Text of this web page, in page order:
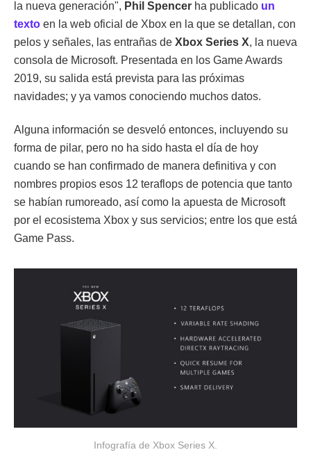
la nueva generación", Phil Spencer ha publicado un
texto en la web oficial de Xbox en la que se detallan, con
pelos y señales, las entrañas de Xbox Series X, la nueva
consola de Microsoft. Presentada en los Game Awards
2019, su salida está prevista para las próximas
navidades; y ya vamos conociendo muchos datos.
Alguna información se desveló entonces, incluyendo su
forma de pilar, pero no ha sido hasta el día de hoy
cuando se han confirmado de manera definitiva y con
nombres propios esos 12 teraflops de potencia que tanto
se habían rumoreado, así como la apuesta de Microsoft
por el ecosistema Xbox y sus servicios; entre los que está
Game Pass.
Infografía de Xbox Series X.